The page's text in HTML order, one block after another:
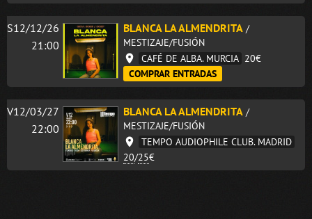
S12/12/26
21:00
BLANCA LA ALMENDRITA /
MESTIZAJE/FUSIÓN
CAFÉ DE ALBA. MURCIA 20€
COMPRAR ENTRADAS
V12/03/27
22:00
BLANCA LA ALMENDRITA /
MESTIZAJE/FUSIÓN
TEMPO AUDIOPHILE CLUB. MADRID
20/25€